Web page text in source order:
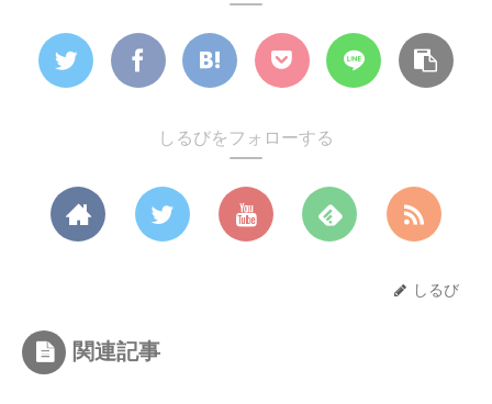
しるびをフォローする
しるび
関連記事